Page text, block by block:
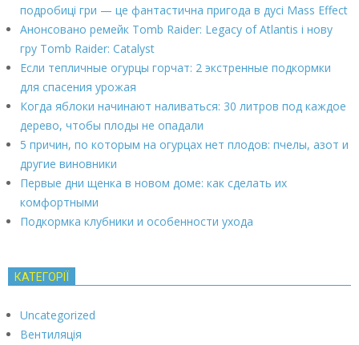
подробиці гри — це фантастична пригода в дусі Mass Effect
Анонсовано ремейк Tomb Raider: Legacy of Atlantis і нову
гру Tomb Raider: Catalyst
Если тепличные огурцы горчат: 2 экстренные подкормки
для спасения урожая
Когда яблоки начинают наливаться: 30 литров под каждое
дерево, чтобы плоды не опадали
5 причин, по которым на огурцах нет плодов: пчелы, азот и
другие виновники
Первые дни щенка в новом доме: как сделать их
комфортными
Подкормка клубники и особенности ухода
КАТЕГОРІЇ
Uncategorized
Вентиляція